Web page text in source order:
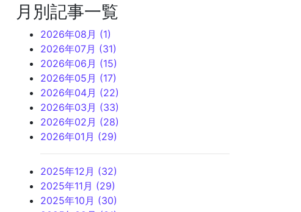
月別記事一覧
2026年08月 (1)
2026年07月 (31)
2026年06月 (15)
2026年05月 (17)
2026年04月 (22)
2026年03月 (33)
2026年02月 (28)
2026年01月 (29)
2025年12月 (32)
2025年11月 (29)
2025年10月 (30)